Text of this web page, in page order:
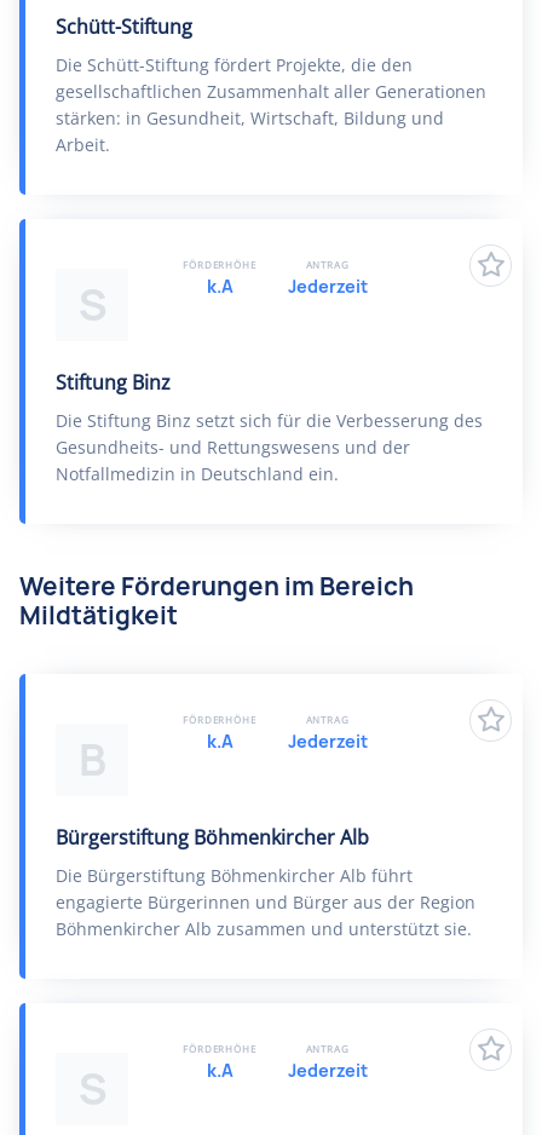
Schütt-Stiftung
Die Schütt-Stiftung fördert Projekte, die den
gesellschaftlichen Zusammenhalt aller Generationen
stärken: in Gesundheit, Wirtschaft, Bildung und
Arbeit.
S
Stiftung Binz
Die Stiftung Binz setzt sich für die Verbesserung des
Gesundheits- und Rettungswesens und der
Notfallmedizin in Deutschland ein.
FÖRDERHÖHE
k.A
ANTRAG
Jederzeit
Weitere Förderungen im Bereich
Mildtätigkeit
B
Bürgerstiftung Böhmenkircher Alb
Die Bürgerstiftung Böhmenkircher Alb führt
engagierte Bürgerinnen und Bürger aus der Region
Böhmenkircher Alb zusammen und unterstützt sie.
FÖRDERHÖHE
k.A
ANTRAG
Jederzeit
S
FÖRDERHÖHE
k.A
ANTRAG
Jederzeit